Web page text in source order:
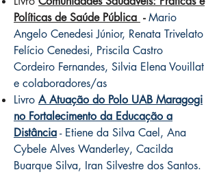
Políticas de Saúde Pública -Mario
Angelo Cenedesi Júnior, Renata Trivelato
Felício Cenedesi, Priscila Castro
Cordeiro Fernandes, Silvia Elena Vouillat
e colaboradores/as
Livro A Atuação do Polo UAB Maragogi
no Fortalecimento da Educação a
Distância- Etiene da Silva Cael, Ana
Cybele Alves Wanderley, Cacilda
Buarque Silva, Iran Silvestre dos Santos.